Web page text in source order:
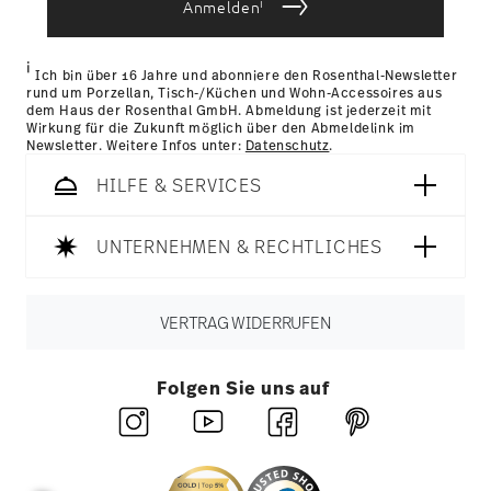
hier einsehen.
Retouren:Für Retouren nutzen Sie bitte
Anmelden
i Ich bin über 16 Jahre und abonniere den Rosenthal-Newsletter
rund um Porzellan, Tisch-/Küchen und Wohn-Accessoires aus
dem Haus der Rosenthal GmbH. Abmeldung ist jederzeit mit
Wirkung für die Zukunft möglich über den Abmeldelink im
Newsletter. Weitere Infos unter: Datenschutz.
HILFE & SERVICES
UNTERNEHMEN & RECHTLICHES
VERTRAG WIDERRUFEN
Folgen Sie uns auf